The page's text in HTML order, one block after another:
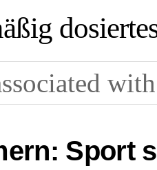
Sport